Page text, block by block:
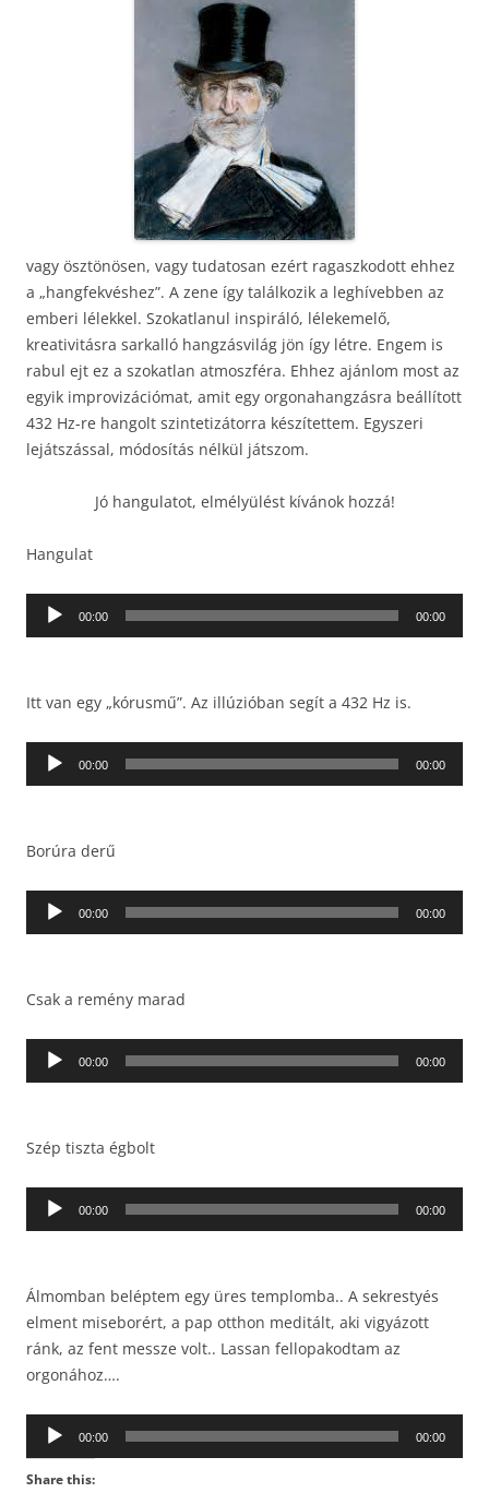
vagy ösztönösen, vagy tudatosan ezért ragaszkodott ehhez
a „hangfekvéshez”. A zene így találkozik a leghívebben az
emberi lélekkel. Szokatlanul inspiráló, lélekemelő,
kreativitásra sarkalló hangzásvilág jön így létre. Engem is
rabul ejt ez a szokatlan atmoszféra. Ehhez ajánlom most az
egyik improvizációmat, amit egy orgonahangzásra beállított
432 Hz-re hangolt szintetizátorra készítettem. Egyszeri
lejátszással, módosítás nélkül játszom.
Jó hangulatot, elmélyülést kívánok hozzá!
Hangulat
Audió
00:00 00:00
Itt van egy „kórusmű”. Az illúzióban segít a 432 Hz is.
Audió
00:00 00:00
Borúra derű
Audió
00:00 00:00
Csak a remény marad
Audió
00:00 00:00
Szép tiszta égbolt
Audió
00:00 00:00
Álmomban beléptem egy üres templomba.. A sekrestyés
elment miseborért, a pap otthon meditált, aki vigyázott
ránk, az fent messze volt.. Lassan fellopakodtam az
orgonához….
Audió
00:00 00:00
Share this: